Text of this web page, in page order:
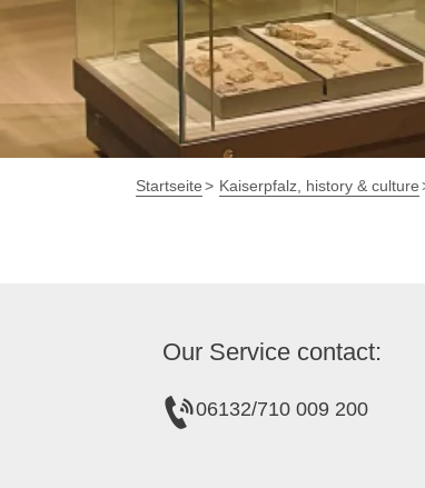
Startseite Kaiserpfalz, history & culture
Our Service contact:
06132/710 009 200